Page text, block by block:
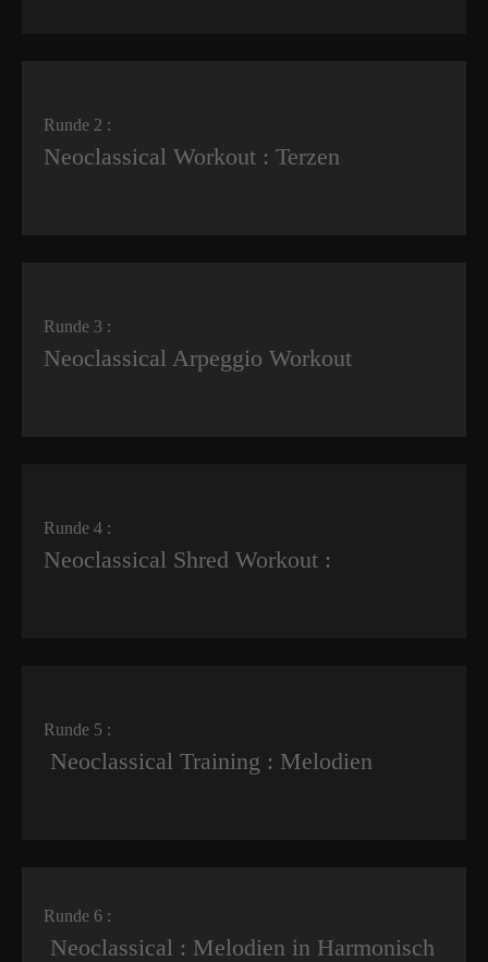
Runde 2 :
Neoclassical Workout : Terzen
Runde 3 :
Neoclassical Arpeggio Workout
Runde 4 :
Neoclassical Shred Workout :
Runde 5 :
Neoclassical Training : Melodien
Runde 6 :
Neoclassical : Melodien in Harmonisch